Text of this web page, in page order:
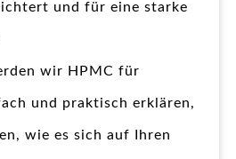
und für eine starke
wir HPMC für
und praktisch erklären,
wie es sich auf Ihren